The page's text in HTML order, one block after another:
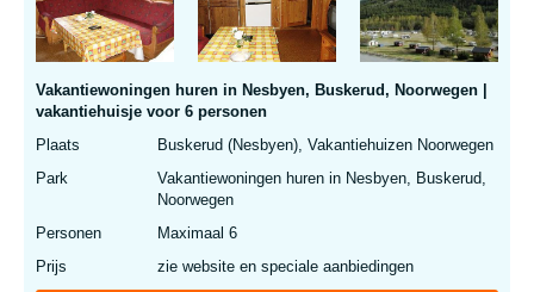
Vakantiewoningen huren in Nesbyen, Buskerud, Noorwegen |
vakantiehuisje voor 6 personen
Plaats
Buskerud (Nesbyen), Vakantiehuizen Noorwegen
Park
Vakantiewoningen huren in Nesbyen, Buskerud,
Noorwegen
Personen
Maximaal 6
Prijs
zie website en speciale aanbiedingen